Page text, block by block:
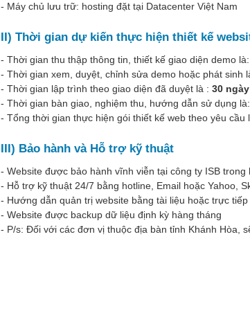
- Máy chủ lưu trữ: hosting đặt tại Datacenter Việt Nam
II) Thời gian dự kiến thực hiện thiết kế
- Thời gian thu thập thông tin, thiết kế giao diện demo là:
- Thời gian xem, duyệt, chỉnh sửa demo hoặc phát sinh
- Thời gian lập trình theo giao diện đã duyệt là : 30 ngày
- Thời gian bàn giao, nghiệm thu, hướng dẫn sử dụng là:
- Tổng thời gian thực hiện gói thiết kế web theo yêu cầu
III) Bảo hành và Hỗ trợ kỹ thuật
- Website được bảo hành vĩnh viễn tại công ty ISB
- Hỗ trợ kỹ thuật 24/7 bằng hotline, Email hoặc Yahoo,
- Hướng dẫn quản trị website bằng tài liệu hoặc trực tiếp
- Website được backup dữ liệu định kỳ hàng tháng
- P/s: Đối với các đơn vị thuộc địa bàn tỉnh Khánh Hòa,